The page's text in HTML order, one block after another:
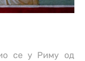
се у Риму од